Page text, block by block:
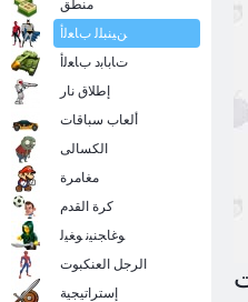
منطق
ﻦﻴﻨﺒﻠﻟ ﺏﺎﻌﻟﺃ
ﺕﺎﺑﺎﺑﺩ ﺏﺎﻌﻟﺃ
إطلاق نار
ألعاب سباقات
الكسالى
مغامرة
كرة القدم
ﻮﻏﺎﺠﻨﻴﻧ ﻮﻐﻴﻟ
الرجل العنكبوت
إستراتيجية